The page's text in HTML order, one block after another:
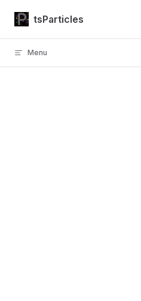
Skip to content
tsParticles
Menu